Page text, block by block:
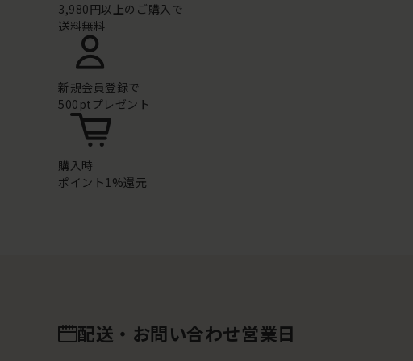
3,980円以上のご購入で
送料無料
新規会員登録で
500ptプレゼント
購入時
ポイント1%還元
配送・お問い合わせ営業日